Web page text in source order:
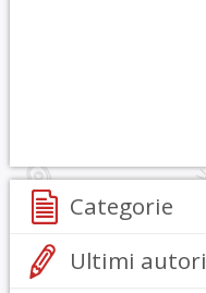
Categorie
Ultimi autori